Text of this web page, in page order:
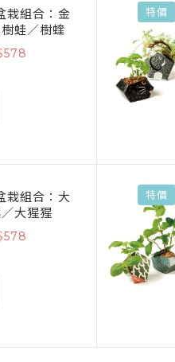
栽組合：金
蛙／樹蝰
栽組合：大
大猩猩
特價
特價